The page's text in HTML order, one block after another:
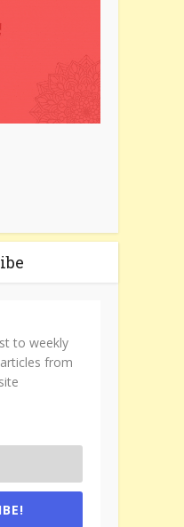
to weekly
from